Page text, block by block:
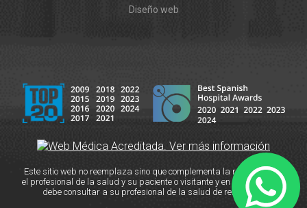
Diseño web
Este sitio web no reemplaza sino que complementa la relación entre
el profesional de la salud y su paciente o visitante y en caso de duda
debe consultar a su profesional de la salud de referencia.